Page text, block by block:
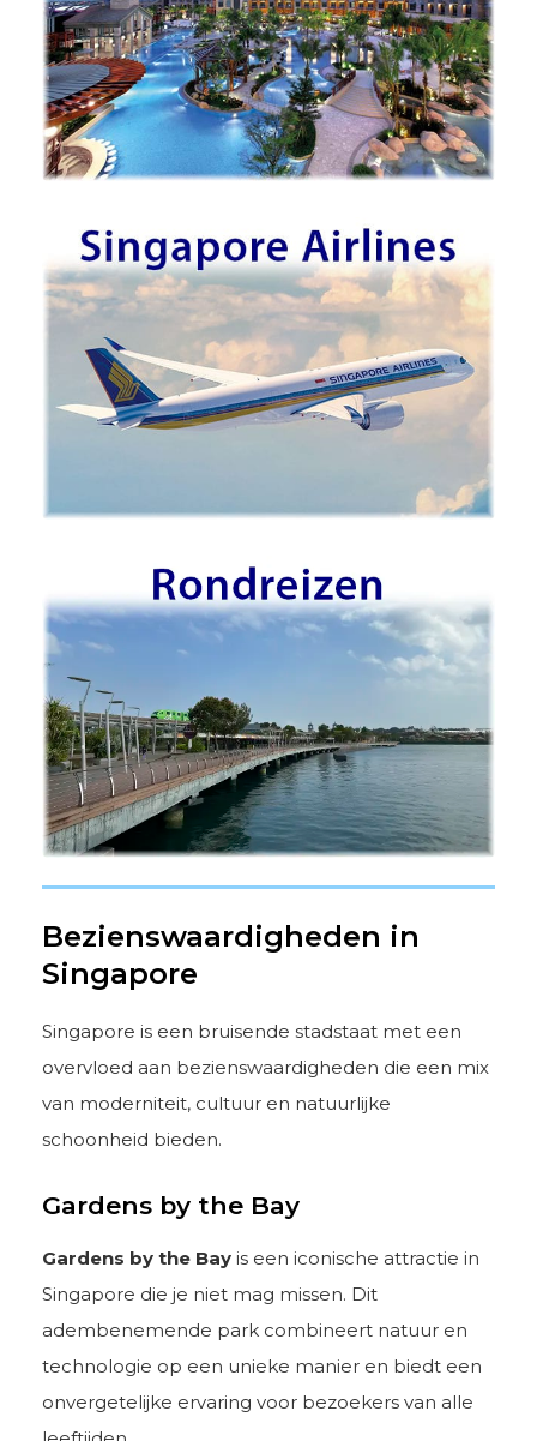
Bezienswaardigheden in
Singapore
Singapore is een bruisende stadstaat met een
overvloed aan bezienswaardigheden die een mix
van moderniteit, cultuur en natuurlijke
schoonheid bieden.
Gardens by the Bay
Gardens by the Bay is een iconische attractie in
Singapore die je niet mag missen. Dit
adembenemende park combineert natuur en
technologie op een unieke manier en biedt een
onvergetelijke ervaring voor bezoekers van alle